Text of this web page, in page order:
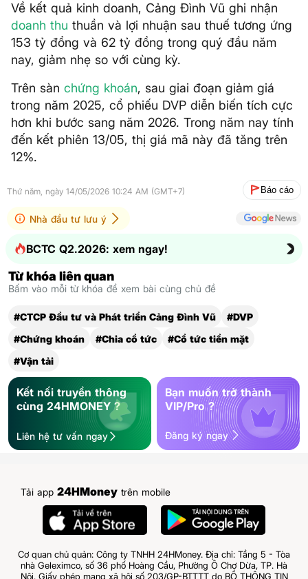
Về kết quả kinh doanh, Cảng Đình Vũ ghi nhận
doanh thu thuần và lợi nhuận sau thuế tương ứng
153 tỷ đồng và 62 tỷ đồng trong quý đầu năm
nay, giảm nhẹ so với cùng kỳ.
Trên sàn chứng khoán, sau giai đoạn giảm giá
trong năm 2025, cổ phiếu DVP diễn biến tích cực
hơn khi bước sang năm 2026. Trong năm nay tính
đến kết phiên 13/05, thị giá mã này đã tăng trên
12%.
Thứ năm, ngày 14/05/2026 10:24 AM (GMT+7) Báo cáo
Nhà đầu tư lưu ý
BCTC Q2.2026: xem ngay!
Từ khóa liên quan
Bấm vào mỗi từ khóa để xem bài cùng chủ đề
#CTCP Đầu tư và Phát triển Cảng Đình Vũ
#DVP
#Chứng khoán
#Chia cổ tức
#Cổ tức tiền mặt
#Vận tải
Kết nối truyền thông
cùng 24HMONEY ?
Liên hệ tư vấn ngay
Bạn muốn trở thành
VIP/Pro ?
Đăng ký ngay
Tải app 24HMoney trên mobile
Cơ quan chủ quản: Công ty TNHH 24HMoney. Địa chỉ: Tầng 5 - Tòa
nhà Geleximco, số 36 phố Hoàng Cầu, Phường Ô Chợ Dừa, TP. Hà
Nội. Giấy phép mạng xã hội số 203/GP-BTTTT do BỘ THÔNG TIN